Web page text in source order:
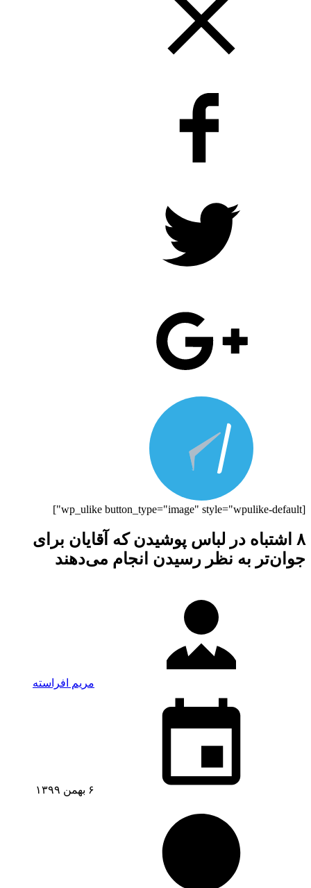
[wp_ulike button_type="image" style="wpulike-default"]
۸ اشتباه در لباس پوشیدن که آقایان برای
جوان‌تر به نظر رسیدن انجام می‌دهند
مریم افراسته
۶ بهمن ۱۳۹۹